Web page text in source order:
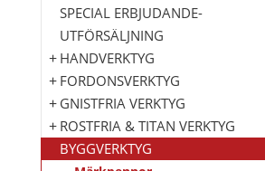
SPECIAL ERBJUDANDE-
UTFÖRSÄLJNING
HANDVERKTYG
FORDONSVERKTYG
GNISTFRIA VERKTYG
ROSTFRIA & TITAN VERKTYG
BYGGVERKTYG